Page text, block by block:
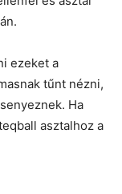
ezeket a
tűnt nézni,
Ha
asztalhoz a